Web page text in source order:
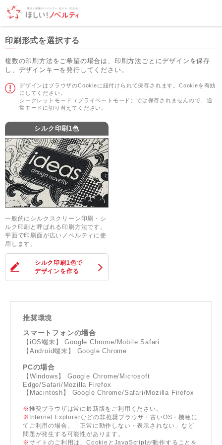
印刷形式を選択する
複数の印刷方法をご希望の場合は、印刷方法ごとにデザインを保存
し、デザインキーを発行してください。
デザインはブラウザのCookieに紐付けられて保存されます。Cookieを有効
にしてください。
シークレットモード（プライベートモード）では保存されませんので、通
常モードに切り替えてください。
シルク印刷1色
一般的にシルクスクリーン印刷・シ
ルク印刷と呼ばれる印刷方法です。
平面で印刷面が広いノベルティに使
用します。
シルク印刷1色で
デザインを作る
推奨環境
スマートフォンの場合
【iOS端末】 Google Chrome/Mobile Safari
【Android端末】 Google Chrome
PCの場合
【Windows】 Google Chrome/Microsoft
Edge/Safari/Mozilla Firefox
【Macintosh】 Google Chrome/Safari/Mozilla Firefox
※推奨ブラウザは常に最新版をご利用ください。
※ Internet Explorerなどの非推奨ブラウザ・古いOS・機種に
てご利用の場合、「正常に動作しない・表示されない」など
問題が発生する可能性があります。
※サイトのご利用は、CookieとJavaScriptが動作することを